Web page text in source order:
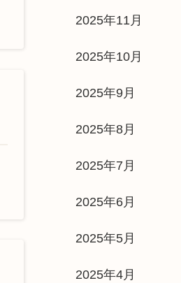
2025年11月
2025年10月
2025年9月
2025年8月
2025年7月
2025年6月
2025年5月
2025年4月